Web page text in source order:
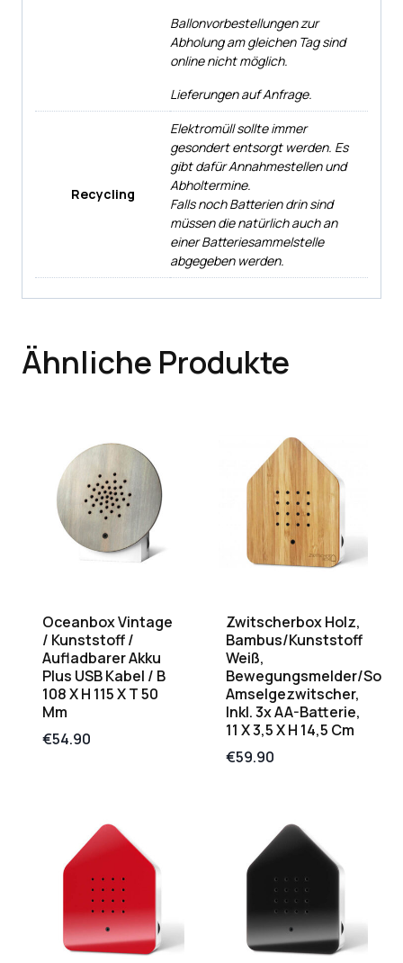
Ballonvorbestellungen zur
Abholung am gleichen Tag sind
online nicht möglich.
Lieferungen auf Anfrage.
Recycling
Elektromüll sollte immer
gesondert entsorgt werden. Es
gibt dafür Annahmestellen und
Abholtermine.
Falls noch Batterien drin sind
müssen die natürlich auch an
einer Batteriesammelstelle
abgegeben werden.
Ähnliche Produkte
Oceanbox Vintage
/ Kunststoff /
Aufladbarer Akku
Plus USB Kabel / B
108 X H 115 X T 50
Mm
€54.90
Zwitscherbox Holz,
Bambus/Kunststoff
Weiß,
Bewegungsmelder/
Amselgezwitscher,
Inkl. 3x AA-Batterie,
11 X 3,5 X H 14,5 Cm
€59.90